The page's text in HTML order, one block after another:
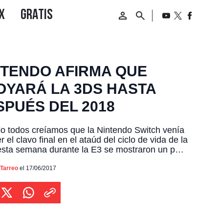
AFIRMA QUE
LA 3DS HASTA
DEL 2018
todos creíamos que la Nintendo Switch venía
el clavo final en el ataúd del ciclo de vida de la
semana durante la E3 se mostraron un par
Mario & Luigi y Metroid: Samus Returns.
el 17/06/2017